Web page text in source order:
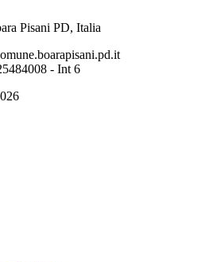
Pisani PD, Italia
- Int 6